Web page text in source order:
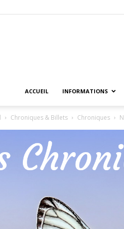
ACCUEIL INFORMATIONS
Chroniques & Billets Chroniques